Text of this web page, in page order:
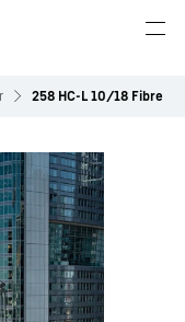
258 HC-L 10/18 Fibre